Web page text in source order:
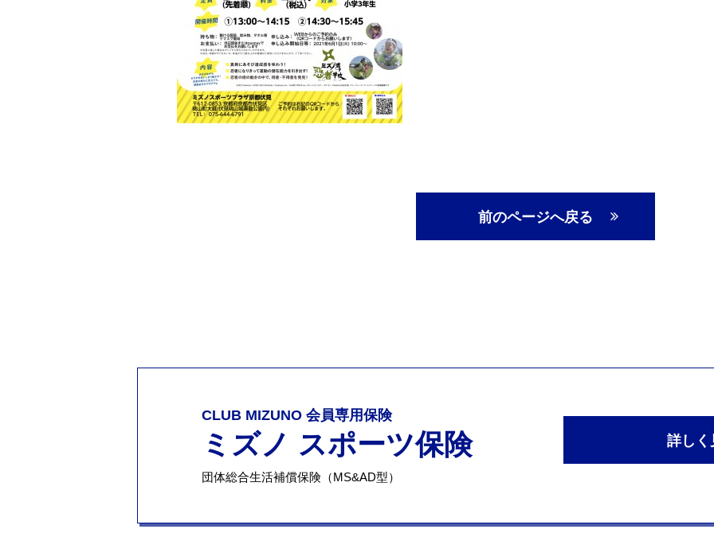
前のページへ戻る
CLUB MIZUNO 会員専用保険
ミズノ スポーツ保険
団体総合生活補償保険（MS&AD型）
詳しく